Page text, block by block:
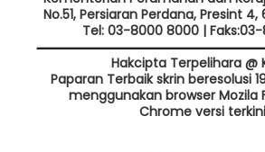
No.51, Persiaran Perdana, Presint 4,
Tel: 03-8000 8000 | Faks:03-
Hakcipta Terpelihara @
Paparan Terbaik skrin beresolusi
menggunakan browser Mozila
Chrome versi terkini